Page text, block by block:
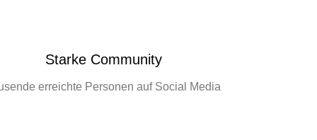
Starke Community
erreichte Personen auf Social Media